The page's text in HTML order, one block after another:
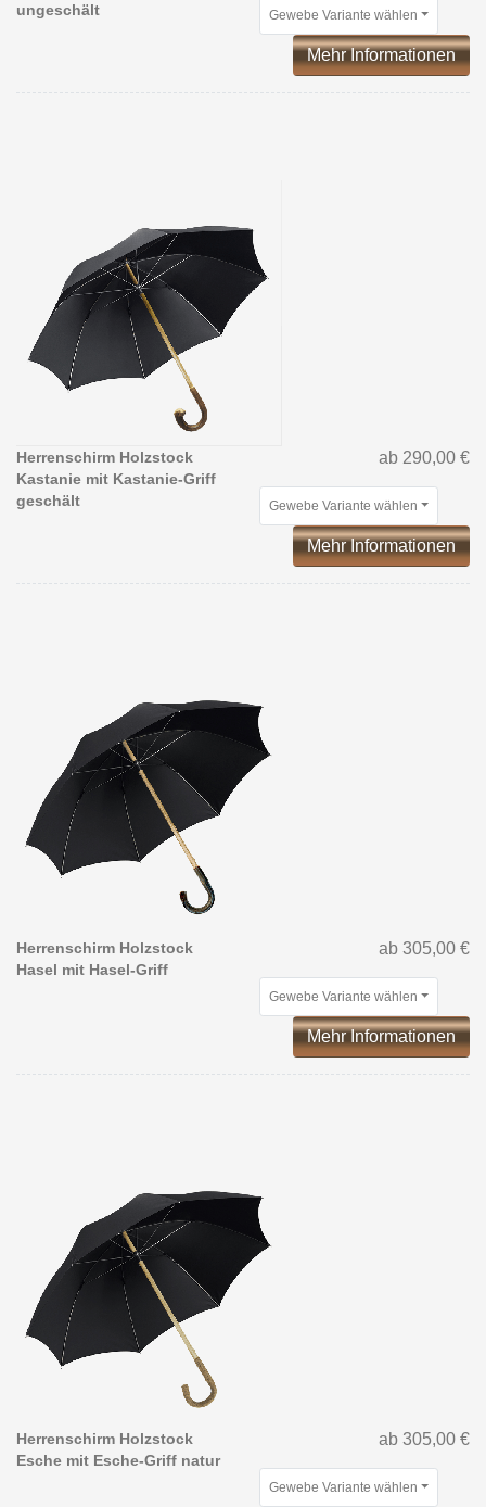
ungeschält
Gewebe Variante wählen
Mehr Informationen
Herrenschirm Holzstock
Kastanie mit Kastanie-Griff
geschält
ab 290,00 €
Gewebe Variante wählen
Mehr Informationen
Herrenschirm Holzstock
Hasel mit Hasel-Griff
ab 305,00 €
Gewebe Variante wählen
Mehr Informationen
Herrenschirm Holzstock
Esche mit Esche-Griff natur
ab 305,00 €
Gewebe Variante wählen